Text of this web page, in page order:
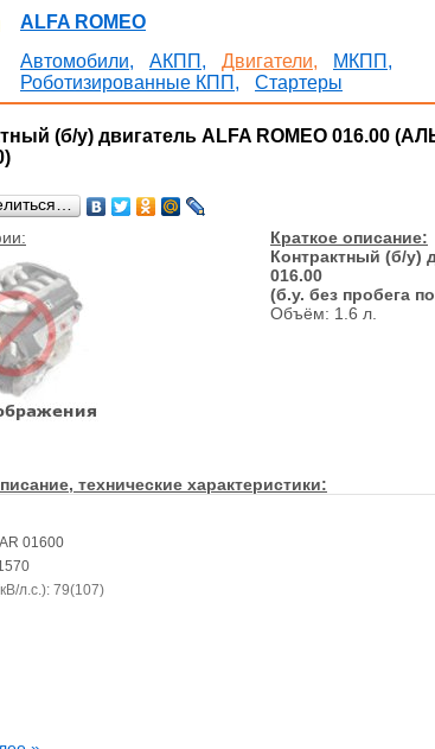
ALFA ROMEO
Автомобили,
АКПП, Двигатели,
МКПП,
Роботизированные КПП,
Стартеры
(б/у) двигатель ALFA ROMEO 016.00
Краткое описание:
Контрактный (б/у)
016.00
(б.у. без пробега
Объём: 1.6 л.
технические характеристики:
01600
л.с.): 79(107)